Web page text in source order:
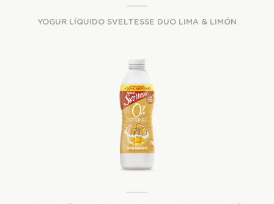
YOGUR LÍQUIDO SVELTESSE DUO LIMA & LIMÓN